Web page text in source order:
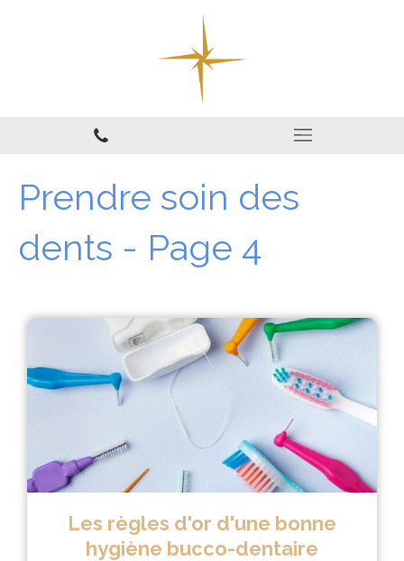
Prendre soin des
dents - Page 4
Les règles d'or d'une bonne
hygiène bucco-dentaire